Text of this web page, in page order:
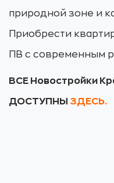
природной зоне и
Приобрести
ПВ с современным
ВСЕ Новостройки
ДОСТУПНЫ ЗДЕСЬ.